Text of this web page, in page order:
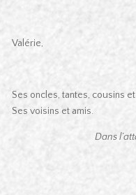
Valérie,
Ses oncles, tantes, cousins
Ses voisins et amis.
Dans